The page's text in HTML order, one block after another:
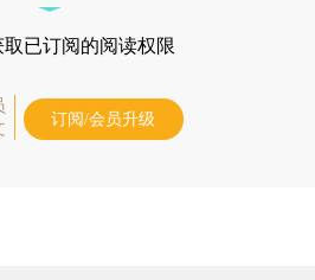
取已订阅的阅读权限
订阅/会员升级